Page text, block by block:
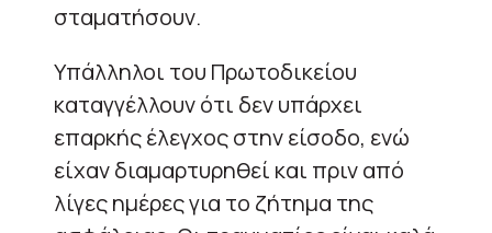
σταματήσουν.
Υπάλληλοι του Πρωτοδικείου
καταγγέλλουν ότι δεν υπάρχει
επαρκής έλεγχος στην είσοδο, ενώ
είχαν διαμαρτυρηθεί και πριν από
λίγες ημέρες για το ζήτημα της